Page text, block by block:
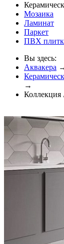
Мозаика
Ламинат
Паркет
ПВХ
Вы здесь:
Аквакера
→
Коллекция